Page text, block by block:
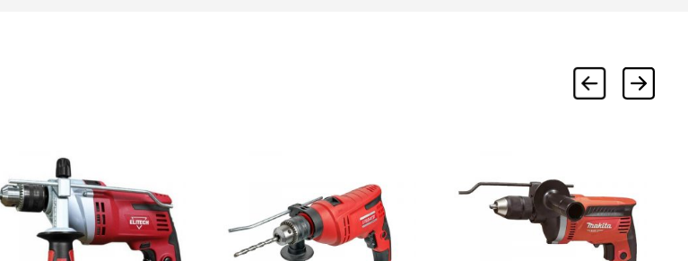
Дрель ЗУБР ударная 780 Вт
Единица измерения:
Мощность, Вт:
Количество скоростей, шт:
0-48000